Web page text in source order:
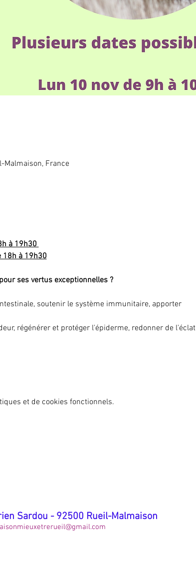
Malmaison, France
à 19h30
18h à 19h30
ses vertus exceptionnelles ?
soutenir le système immunitaire, apporter
régénérer et protéger l'épiderme, redonner de l'éclat
et de cookies fonctionnels.
Sardou - 92500 Rueil-Malmaison